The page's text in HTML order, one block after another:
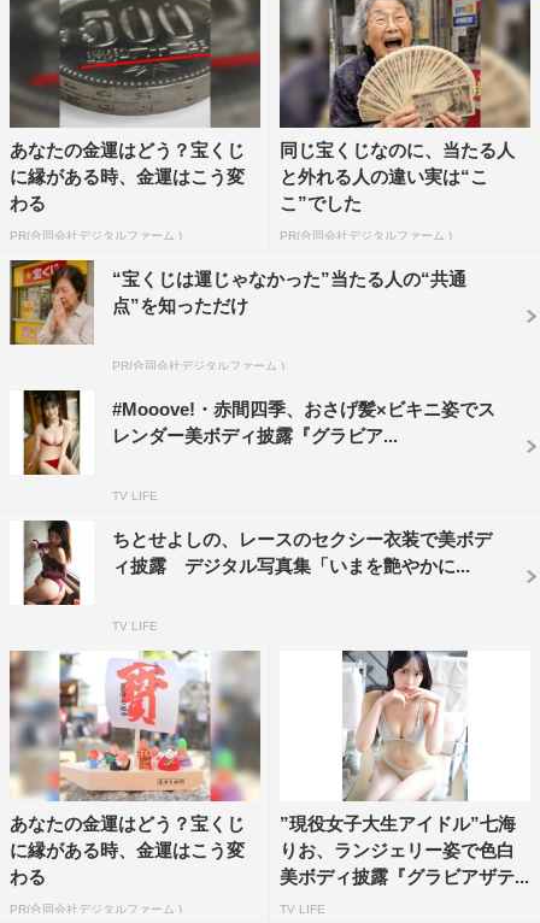
あなたの金運はどう？宝くじ
に縁がある時、金運はこう変
わる
PR(合同会社デジタルファーム )
同じ宝くじなのに、当たる人
と外れる人の違い実は“こ
こ”でした
PR(合同会社デジタルファーム )
“宝くじは運じゃなかった”当たる人の“共通
点”を知っただけ
PR(合同会社デジタルファーム )
#Mooove!・赤間四季、おさげ髪×ビキニ姿でス
レンダー美ボディ披露『グラビア...
TV LIFE
ちとせよしの、レースのセクシー衣装で美ボデ
ィ披露 デジタル写真集「いまを艶やかに...
TV LIFE
あなたの金運はどう？宝くじ
に縁がある時、金運はこう変
わる
PR(合同会社デジタルファーム )
”現役女子大生アイドル”七海
りお、ランジェリー姿で色白
美ボディ披露『グラビアザテ...
TV LIFE